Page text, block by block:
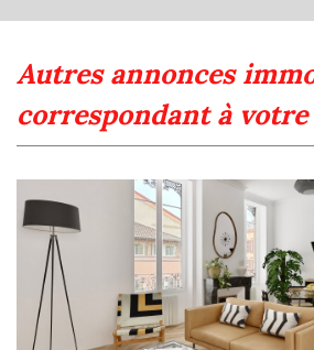
autres annonces immobilières
correspondant à